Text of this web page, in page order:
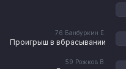
76 Банбуркин Е.
Проигрыш в вбрасывании
59 Рожков В.